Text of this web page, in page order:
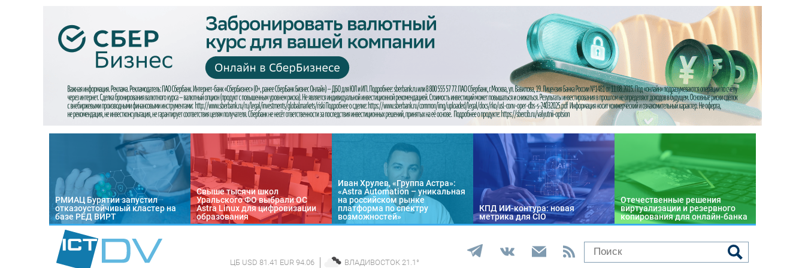
РМИАЦ Бурятии запустил
отказоустойчивый кластер на
базе РЕД ВИРТ
Свыше тысячи школ
Уральского ФО выбрали ОС
Astra Linux для цифровизации
образования
Иван Хрулев, «Группа Астра»:
«Astra Automation – уникальная
на российском рынке
платформа по спектру
возможностей»
КПД ИИ-контура: новая
метрика для CIO
Отечественные решения
виртуализации и резервного
копирования для онлайн-банка
ЦБ USD 81.41 EUR 94.06 ВЛАДИВОСТОК 21.1 °